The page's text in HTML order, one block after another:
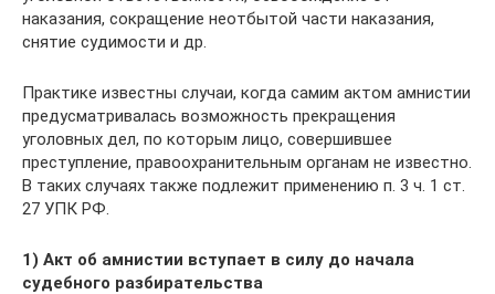
наказания, сокращение неотбытой части наказания,
снятие судимости и др.
Практике известны случаи, когда самим актом амнистии
предусматривалась возможность прекращения
уголовных дел, по которым лицо, совершившее
преступление, правоохранительным органам не известно.
В таких случаях также подлежит применению п. 3 ч. 1 ст.
27 УПК РФ.
1) Акт об амнистии вступает в силу до начала
судебного разбирательства